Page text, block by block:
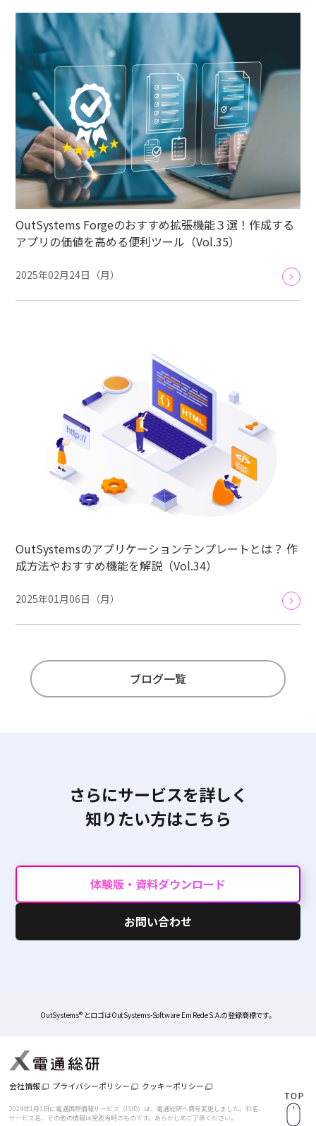
OutSystems Forgeのおすすめ拡張機能３選！作成する
アプリの価値を高める便利ツール（Vol.35）
2025年02月24日（月）
OutSystemsのアプリケーションテンプレートとは？ 作
成方法やおすすめ機能を解説（Vol.34）
2025年01月06日（月）
ブログ一覧
さらにサービスを詳しく
知りたい方はこちら
体験版・資料ダウンロード
お問い合わせ
OutSystems® とロゴはOutSystems-Software Em Rede S.A.の登録商標です。
会社情報 プライバシーポリシー クッキーポリシー
2024年1月1日に電通国際情報サービス（ISID）は、電通総研へ商号変更しました。社名、
サービス名、その他の情報は発表当時のものです。あらかじめご了承ください。